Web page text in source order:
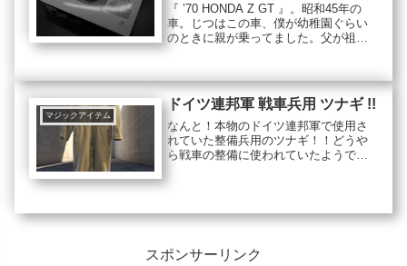
『 ’70 HONDA Z GT 』。昭和45年の
車。じつはこの車、僕が幼稚園ぐらい
のときに親が乗ってました。父が祖父
園のころから車が大好きでスーパーカ
ーの本を毎日見てはカウンタック
LP400とLP500の違いを子供なりに理解
していた僕
マジックアイテム
ドイツ連邦軍 戦車兵用 ツナギ !!
なんと！本物のドイツ連邦軍で使用さ
れていた整備兵用のツナギ！！どうや
ら戦車の整備に使われていたようで
ど、どれよりも生地がしっかりしてい
膝に穴が開くとか皆無だと思う。ぶ厚
スポンサーリンク